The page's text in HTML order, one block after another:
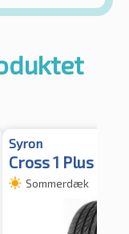
Syron
Cross 1 Plus XL
Sommerdæk